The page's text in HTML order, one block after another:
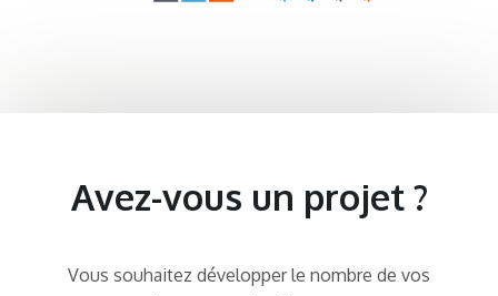
Avez-vous un projet ?
Vous souhaitez développer le nombre de vos